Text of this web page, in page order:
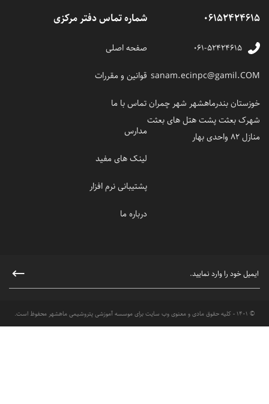
06152424615
۰۶۱-۵۲۴۲۴۶۱۵
sanam.ecinpc@gamil.COM
خوزستان بندرماهشهر شهر چمران
شهرک بعثت پشت هتل های بعثت
منازل 82 واحدی بهار
شماره تماس دفتر مرکزی
صفحه اصلی
قوانین و مقررات
تماس با ما
مدارس
لینک های مفید
پشتیبانی نرم افزار
درباره ما
© 1401 - کلیه حقوق مادی و معنوی وب سایت برای موسسه آموزشی پتروشیمی ماهشهر محفوظ است.